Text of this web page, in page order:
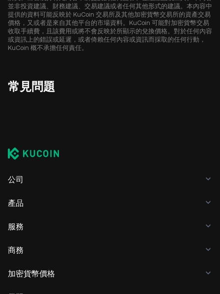
並非投資建議、財務建議、交易建議或者任何其他形式的建議。本內容中
提供的資料可能反映於 KuCoin 交易所及其他加密貨幣交易所的資產交易
價格，又或者是來自其他平台的市場資料。KuCoin 可能對加密貨幣交易
收取手續費，且該費用或將不會反映於所顯示的兌換價格。對於任何內容
或資訊上的錯誤或延遲，或者倚賴任何內容或資訊而採取的任何行動，
KuCoin 概不承擔任何責任。
常見問題
公司
產品
服務
商務
加密貨幣價格